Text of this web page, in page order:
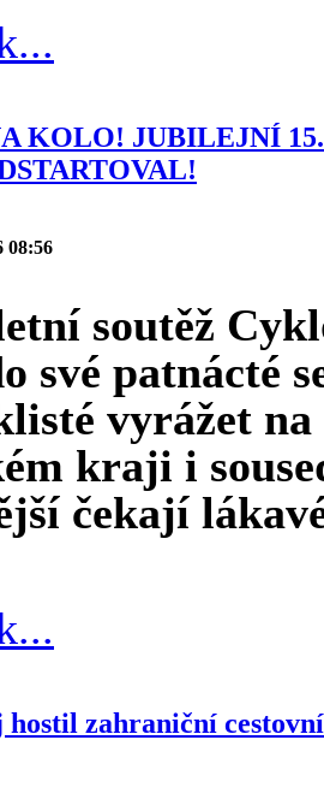
KOLO! JUBILEJNÍ
08:56
soutěž
své patnácté
vyrážet
kraji i
čekají
zahraniční